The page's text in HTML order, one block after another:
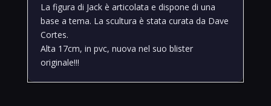
La figura di Jack è articolata e dispone di una
base a tema. La scultura è stata curata da Dave
Cortes.
Alta 17cm, in pvc, nuova nel suo blister
originale!!!